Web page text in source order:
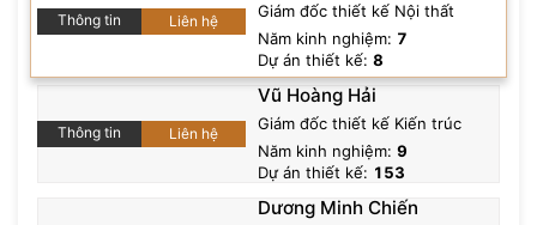
Thông tin Liên hệ
Giám đốc thiết kế Nội thất
Năm kinh nghiệm: 7
Dự án thiết kế: 8
Thông tin Liên hệ
Vũ Hoàng Hải
Giám đốc thiết kế Kiến trúc
Năm kinh nghiệm: 9
Dự án thiết kế: 153
Dương Minh Chiến